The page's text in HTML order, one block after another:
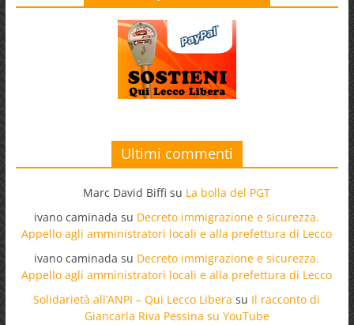
Ultimi commenti
Marc David Biffi su La bolla del PGT
ivano caminada su Decreto immigrazione e sicurezza.
Appello agli amministratori locali e alla prefettura di Lecco
ivano caminada su Decreto immigrazione e sicurezza.
Appello agli amministratori locali e alla prefettura di Lecco
Solidarietà all’ANPI – Qui Lecco Libera su Il racconto di
Giancarla Riva Pessina su YouTube